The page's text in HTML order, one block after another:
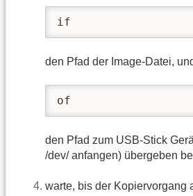
if
den Pfad der Image-Datei,
of
den Pfad zum USB-Stick
/dev/ anfangen) übergeben
warte, bis der Kopiervorgang